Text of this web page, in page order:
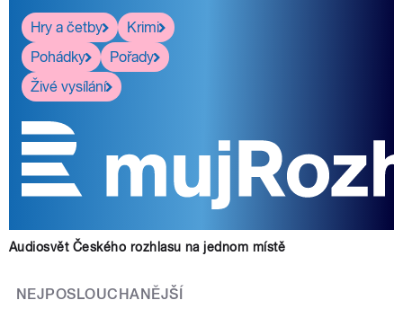
Hry a četby
Krimi
Pohádky
Pořady
Živé vysílání
Audiosvět Českého rozhlasu na jednom místě
NEJPOSLOUCHANĚJŠÍ